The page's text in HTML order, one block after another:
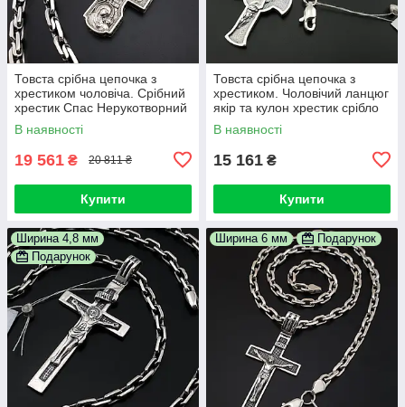
Товста срібна цепочка з
хрестиком чоловіча. Срібний
хрестик Спас Нерукотворний
і Миколай Чудотворець і
масивний ланцюжок якір
В наявності
19 561 ₴ 20 811 ₴
Купити
Товста срібна цепочка з
хрестиком. Чоловічий ланцюг
якір та кулон хрестик срібло
925. 55 см
В наявності
15 161 ₴
Купити
Ширина 4,8 мм
Подарунок
Ширина 6 мм Подарунок